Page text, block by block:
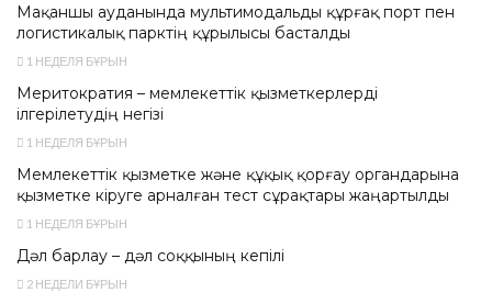
Мақаншы ауданында мультимодальды құрғақ порт пен
логистикалық парктің құрылысы басталды
1 НЕДЕЛЯ БҰРЫН
Меритократия – мемлекеттік қызметкерлерді
ілгерілетудің негізі
1 НЕДЕЛЯ БҰРЫН
Мемлекеттік қызметке және құқық қорғау органдарына
қызметке кіруге арналған тест сұрақтары жаңартылды
1 НЕДЕЛЯ БҰРЫН
Дәл барлау – дәл соққының кепілі
2 НЕДЕЛИ БҰРЫН